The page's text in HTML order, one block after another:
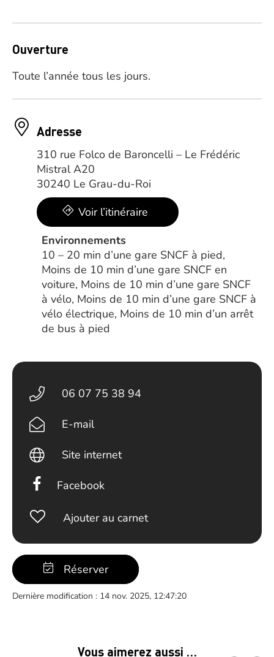
Ouverture
Toute l’année tous les jours.
Adresse
310 rue Folco de Baroncelli – Le Frédéric
Mistral A20
30240 Le Grau-du-Roi
Voir l’itinéraire
Environnements
10 – 20 min d’une gare SNCF à pied,
Moins de 10 min d’une gare SNCF en
voiture, Moins de 10 min d’une gare SNCF
à vélo, Moins de 10 min d’une gare SNCF à
vélo électrique, Moins de 10 min d’un arrêt
de bus à pied
06 07 75 38 94
E-mail
Site internet
Facebook
Ajouter au carnet
Réserver
Dernière modification : 14 nov. 2025, 12:47:20
Vous aimerez aussi …